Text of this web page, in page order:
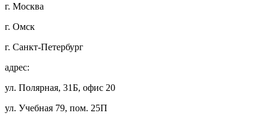
г. Москва
г. Омск
г. Санкт-Петербург
адрес:
ул. Полярная, 31Б, офис 20
ул. Учебная 79, пом. 25П